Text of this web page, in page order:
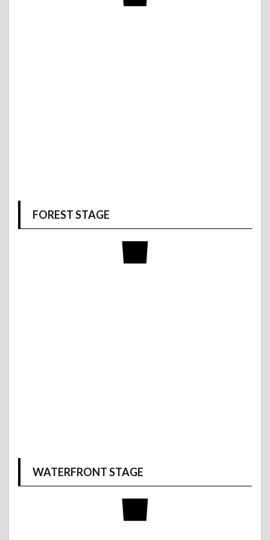
FOREST STAGE
WATERFRONT STAGE